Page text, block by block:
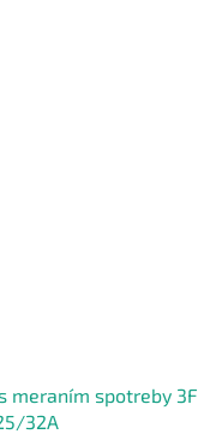
meraním spotreby 3F
32A